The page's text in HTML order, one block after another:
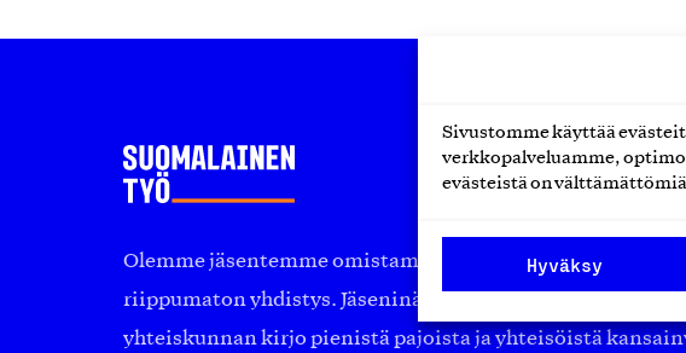
Sivustomme käyttää
verkkopalveluamme,
evästeistä on
Hyväksy
Olemme jäsentemme omistama puolueeton,
riippumaton yhdistys. Jäseninämme on koko suomalaisen
yhteiskunnan kirjo pienistä pajoista ja yhteisöistä